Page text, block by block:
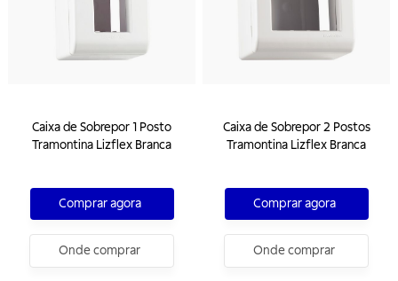
Caixa de Sobrepor 1 Posto
Tramontina Lizflex Branca
Comprar agora
Onde comprar
Caixa de Sobrepor 2 Postos
Tramontina Lizflex Branca
Comprar agora
Onde comprar